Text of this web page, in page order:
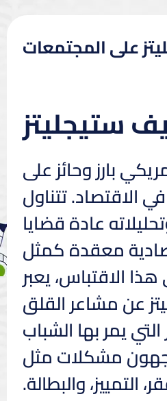
على المجتمعات
ستيجليتز
بارز وحائز على
الاقتصاد. تتناول
عادة قضايا
معقدة كمثل
الاقتباس، يعبر
عن مشاعر القلق
يمر بها الشباب
مشكلات مثل
التمييز، والبطالة.